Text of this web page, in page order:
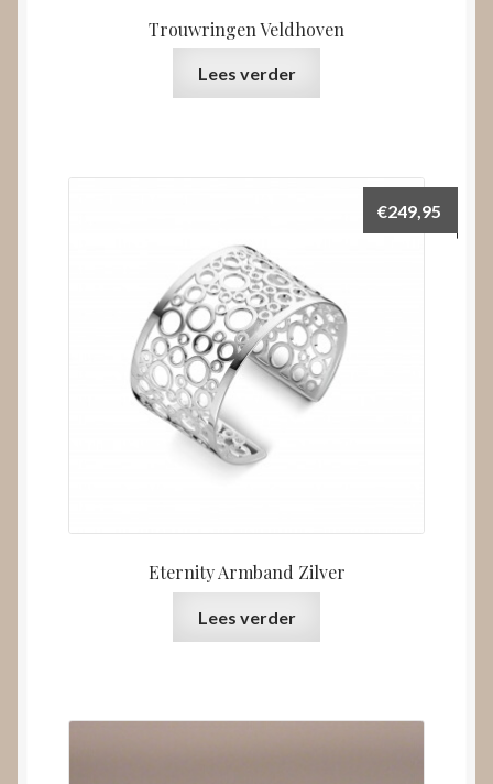
Trouwringen Veldhoven
Lees verder
Eternity Armband Zilver
€249,95
Lees verder